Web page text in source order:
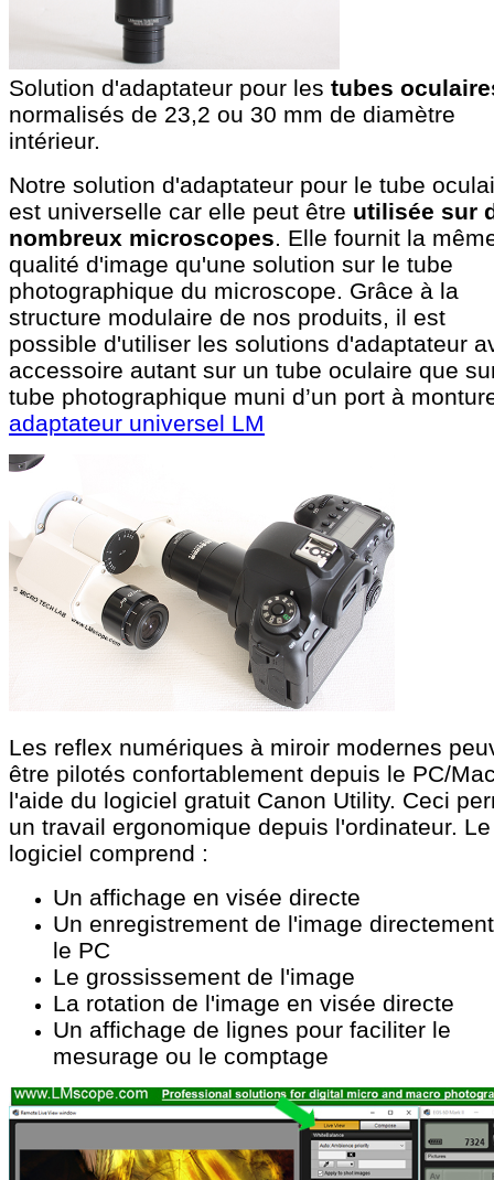
Solution d'adaptateur pour les tubes
normalisés de 23,2 ou 30 mm de diamètre
intérieur.
Notre solution d'adaptateur pour le tube
est universelle car elle peut être utilisée sur
nombreux microscopes. Elle fournit la
qualité d'image qu'une solution sur le tube
photographique du microscope. Grâce à la
structure modulaire de nos produits, il est
possible d'utiliser les solutions d'adaptateur
accessoire autant sur un tube oculaire que
tube photographique muni d’un port à
adaptateur universel LM
Les reflex numériques à miroir modernes
être pilotés confortablement depuis le PC/
l'aide du logiciel gratuit Canon Utility. Ceci
un travail ergonomique depuis l'ordinateur. Le
logiciel comprend :
Un affichage en visée directe
Un enregistrement de l'image
le PC
Le grossissement de l'image
La rotation de l'image en visée directe
Un affichage de lignes pour faciliter le
mesurage ou le comptage